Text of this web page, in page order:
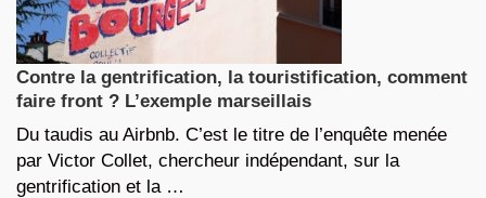
Contre la gentrification, la touristification, comment
faire front ? L’exemple marseillais
Du taudis au Airbnb. C’est le titre de l’enquête menée
par Victor Collet, chercheur indépendant, sur la
gentrification et la …